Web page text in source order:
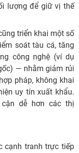
lượng để giữ vị thế
triển khai một số
soát tàu cá, tăng
công nghệ (ví dụ
— nhằm giảm rủi
pháp, không khai
uy tín xuất khẩu.
dễ hơn các thị
cạnh tranh trực tiếp